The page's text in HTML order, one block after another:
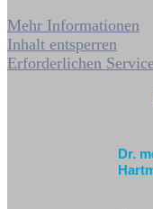
Mehr Informationen
Inhalt entsperren
Erforderlichen
Dr.